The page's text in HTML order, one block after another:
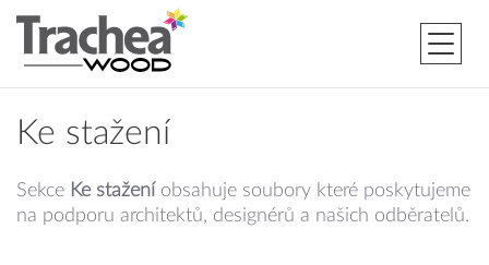
Ke stažení
Sekce Ke stažení obsahuje soubory které poskytujeme
na podporu architektů, designérů a našich odběratelů.